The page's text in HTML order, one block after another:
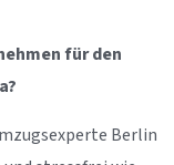
für den
Berlin